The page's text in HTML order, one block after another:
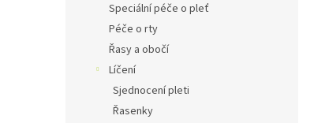
Speciální péče o pleť
Péče o rty
Řasy a obočí
Líčení
Sjednocení pleti
Řasenky